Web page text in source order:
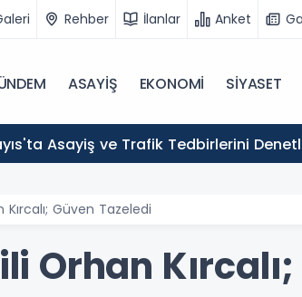
Rehber İlanlar Anket
ASAYİŞ EKONOMİ SİYASET
Asayiş ve Trafik Tedbirlerini
Güven Tazeledi
Orhan